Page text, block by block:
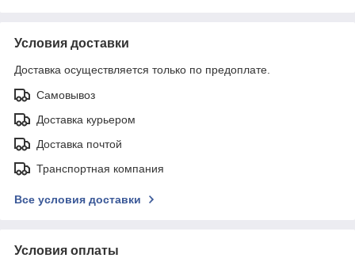
Условия доставки
Доставка осуществляется только по предоплате.
Самовывоз
Доставка курьером
Доставка почтой
Транспортная компания
Все условия доставки
Условия оплаты